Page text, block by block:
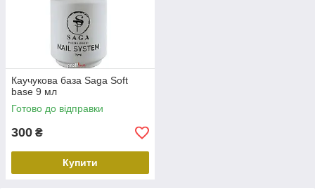
Каучукова база Saga Soft
base 9 мл
Готово до відправки
300 ₴
Купити